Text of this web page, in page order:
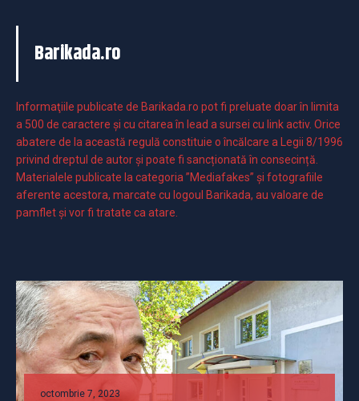
Barikada.ro
Informaţiile publicate de Barikada.ro pot fi preluate doar în limita
a 500 de caractere şi cu citarea în lead a sursei cu link activ. Orice
abatere de la această regulă constituie o încălcare a Legii 8/1996
privind dreptul de autor și poate fi sancționată în consecință.
Materialele publicate la categoria ”Mediafakes” și fotografiile
aferente acestora, marcate cu logoul Barikada, au valoare de
pamflet și vor fi tratate ca atare.
octombrie 7, 2023